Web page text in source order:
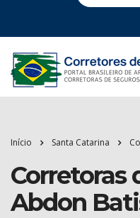
Início Santa Catarina
Corretoras
Abdon